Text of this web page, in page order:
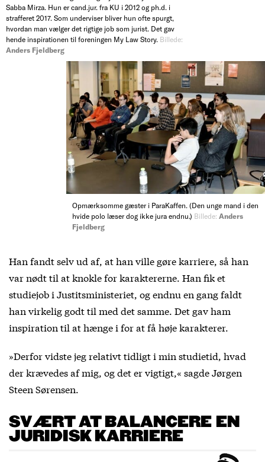
Sabba Mirza. Hun er cand.jur. fra KU i 2012 og ph.d. i
strafferet 2017. Som underviser bliver hun ofte spurgt,
hvordan man vælger det rigtige job som jurist. Det gav
hende inspirationen til foreningen My Law Story. Billede:
Anders Fjeldberg
Opmærksomme gæster i ParaKaffen. (Den unge mand i den
hvide polo læser dog ikke jura endnu.) Billede: Anders
Fjeldberg
Han fandt selv ud af, at han ville gøre karriere, så han
var nødt til at knokle for karaktererne. Han fik et
studiejob i Justitsministeriet, og endnu en gang faldt
han virkelig godt til med det samme. Det gav ham
inspiration til at hænge i for at få høje karakterer.
»Derfor vidste jeg relativt tidligt i min studietid, hvad
der krævedes af mig, og det er vigtigt,« sagde Jørgen
Steen Sørensen.
SVÆRT AT BALANCERE EN
JURIDISK KARRIERE